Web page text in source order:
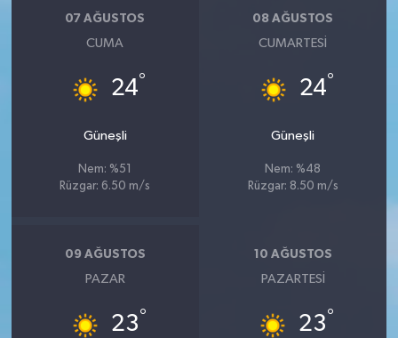
07 AĞUSTOS
CUMA
24°
Güneşli
Nem: %51
Rüzgar: 6.50 m/s
08 AĞUSTOS
CUMARTESI
24°
Güneşli
Nem: %48
Rüzgar: 8.50 m/s
09 AĞUSTOS
PAZAR
23°
10 AĞUSTOS
PAZARTESI
23°